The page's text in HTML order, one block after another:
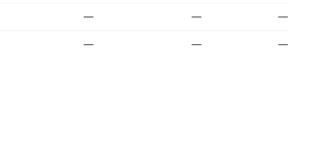
— — —
— — —